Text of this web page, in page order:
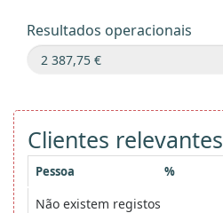
Resultados operacionais
Clientes relevantes
Pessoa %
Não existem registos